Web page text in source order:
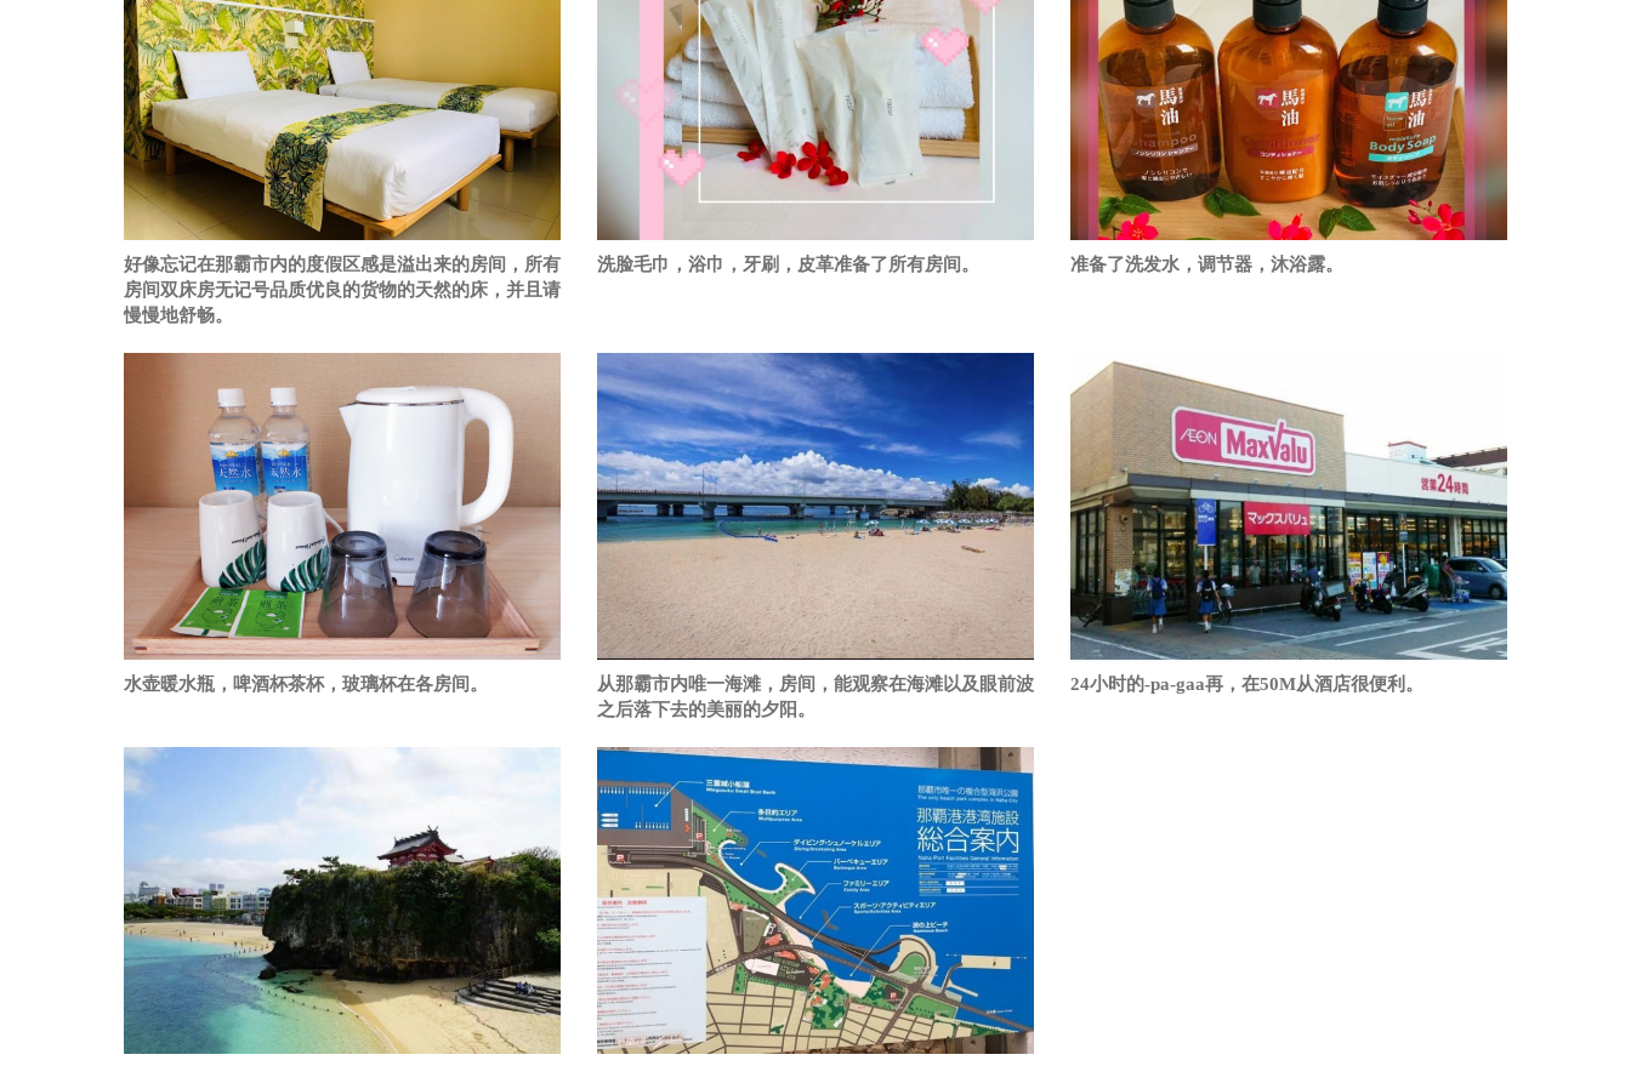
好像忘记在那霸市内的度假区感是溢出来的房间，所有
房间双床房无记号品质优良的货物的天然的床，并且请
慢慢地舒畅。
洗脸毛巾，浴巾，牙刷，皮革准备了所有房间。 准备了洗发水，调节器，沐浴露。
水壶暖水瓶，啤酒杯茶杯，玻璃杯在各房间。
从那霸市内唯一海滩，房间，能观察在海滩以及眼前波
之后落下去的美丽的夕阳。
24小时的-pa-gaa再，在50M从酒店很便利。